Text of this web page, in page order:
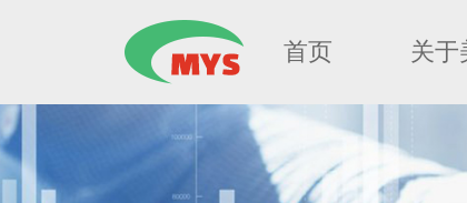
首页 关于